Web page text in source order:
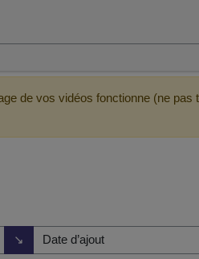
de vos vidéos fonctionne (ne
↘de tri